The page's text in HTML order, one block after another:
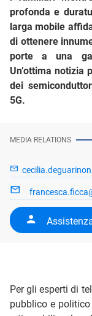
profonda e
larga mobile
di ottenere
porte a una
Un’ottima
dei
5G.
MEDIA RELATIONS
Per gli esperti di
pubblico e